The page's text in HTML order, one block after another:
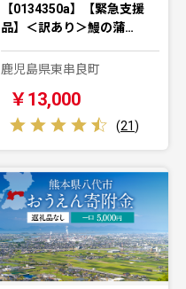
【0134350a】【緊急支援
品】＜訳あり＞鰻の蒲…
鹿児島県東串良町
￥13,000
(21)